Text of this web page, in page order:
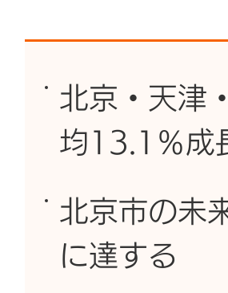
北京・天津
均13.1％成
北京市の未
に達する